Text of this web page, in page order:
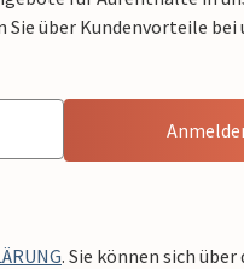
über Kundenvorteile bei
. Sie können sich